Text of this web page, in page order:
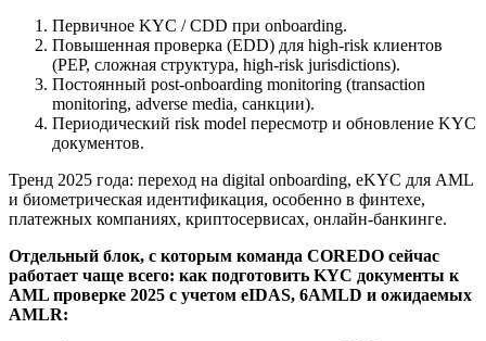
Первичное KYC / CDD при onboarding.
Повышенная проверка (EDD) для high-risk клиентов
(PEP, сложная структура, high-risk jurisdictions).
Постоянный post-onboarding monitoring (transaction
monitoring, adverse media, санкции).
Периодический risk model пересмотр и обновление KYC
документов.
Тренд 2025 года: переход на digital onboarding, eKYC для AML
и биометрическая идентификация, особенно в финтехе,
платежных компаниях, криптосервисах, онлайн-банкинге.
Отдельный блок, с которым команда COREDO сейчас
работает чаще всего: как подготовить KYC документы к
AML проверке 2025 с учетом eIDAS, 6AMLD и ожидаемых
AMLR: